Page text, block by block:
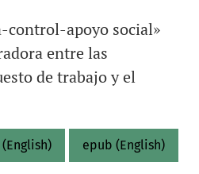
control-apoyo social»
entre las
de trabajo y el
epub (English)